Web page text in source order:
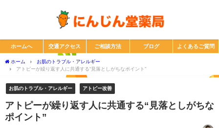
ホームへ 交通アクセス ご相談方法 ブログ よくあるご質問
ホーム
お肌のトラブル・アレルギー
アトピーが繰り返す人に共通する“見落としがちなポイント”
お肌のトラブル・アレルギー アトピー改善
アトピーが繰り返す人に共通する“見落としがちな
ポイント”